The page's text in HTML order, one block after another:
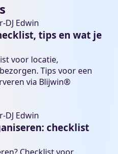
DJ Edwin
tips en wat je
voor locatie,
Tips voor een
via Blijwin®
DJ Edwin
checklist